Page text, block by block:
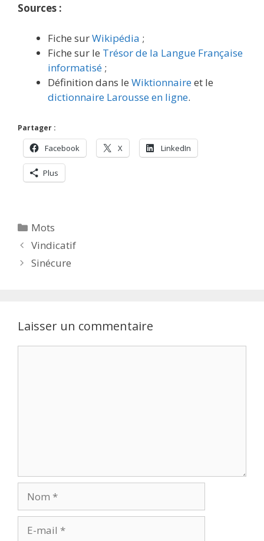
Sources :
Fiche surWikipédia ;
Fiche sur le Trésor de la Langue Française
informatisé ;
Définition dans le Wiktionnaireet le
dictionnaire Larousse en ligne.
Partager :
Facebook X LinkedIn
Plus
Catégories
Mots
Vindicatif
Sinécure
Laisser un commentaire
mail